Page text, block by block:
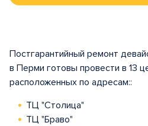
Постгарантийный ремонт
в Перми готовы провести в 13
расположенных по адресам::
ТЦ "Столица"
ТЦ "Браво"